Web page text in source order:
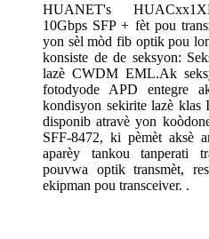
HUANET's
10Gbps SFP + fèt pou
yon sèl mòd fib optik pou
konsiste de de seksyon:
lazè CWDM EML.Ak
fotodyode APD entegre
kondisyon sekirite lazè
disponib atravè yon
SFF-8472, ki pèmèt aksè
aparèy tankou tanperati
pouvwa optik transmèt,
ekipman pou transceiver. .